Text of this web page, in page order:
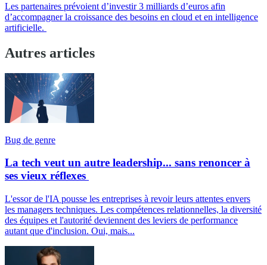
Les partenaires prévoient d’investir 3 milliards d’euros afin
d’accompagner la croissance des besoins en cloud et en intelligence
artificielle.
Autres articles
Bug de genre
La tech veut un autre leadership... sans renoncer à
ses vieux réflexes
L'essor de l'IA pousse les entreprises à revoir leurs attentes envers
les managers techniques. Les compétences relationnelles, la diversité
des équipes et l'autorité deviennent des leviers de performance
autant que d'inclusion. Oui, mais...